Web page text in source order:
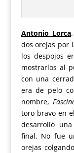
Antonio Lorca
dos orejas por
los despojos
mostrarlos al
con una
era de pelo
nombre,
toro bravo en
desarrolló
final. No fue
orejas